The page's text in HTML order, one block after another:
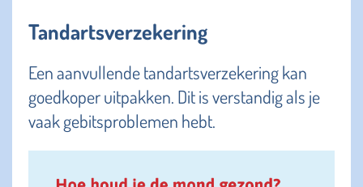
Tandartsverzekering
Een aanvullende tandartsverzekering kan
goedkoper uitpakken. Dit is verstandig als je
vaak gebitsproblemen hebt.